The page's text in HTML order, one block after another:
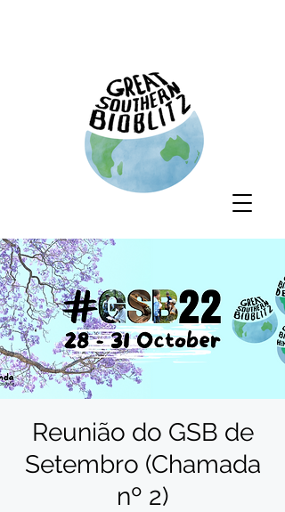
Reunião do GSB de
Setembro (Chamada
nº 2)